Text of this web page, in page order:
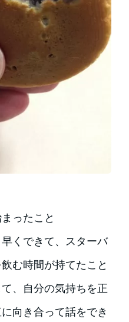
ったこと
くできて、スターバ
む時間が持てたこと
、自分の気持ちを正
向き合って話をでき